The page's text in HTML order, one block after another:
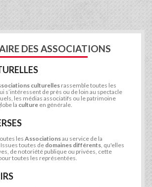
DES ASSOCIATIONS
culturelles rassemble toutes les
s’intéressent de près ou de loin au spectacle
les médias associatifs ou le patrimoine
la culture en générale.
les Associationsau service de la
toutes de domaines différents , qu'elles
de notoriété publique ou privées, cette
toutes les représentées.